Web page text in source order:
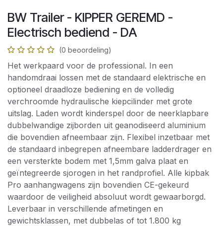
BW Trailer - KIPPER GEREMD -
Electrisch bediend - DA
(0 beoordeling)
Het werkpaard voor de professional. In een
handomdraai lossen met de standaard elektrische en
optioneel draadloze bediening en de volledig
verchroomde hydraulische kiepcilinder met grote
uitslag. Laden wordt kinderspel door de neerklapbare
dubbelwandige zijborden uit geanodiseerd aluminium
die bovendien afneembaar zijn. Flexibel inzetbaar met
de standaard inbegrepen afneembare ladderdrager en
een versterkte bodem met 1,5mm galva plaat en
geïntegreerde sjorogen in het randprofiel. Alle kipbak
Pro aanhangwagens zijn bovendien CE-gekeurd
waardoor de veiligheid absoluut wordt gewaarborgd.
Leverbaar in verschillende afmetingen en
gewichtsklassen, met dubbelas of tot 1.800 kg